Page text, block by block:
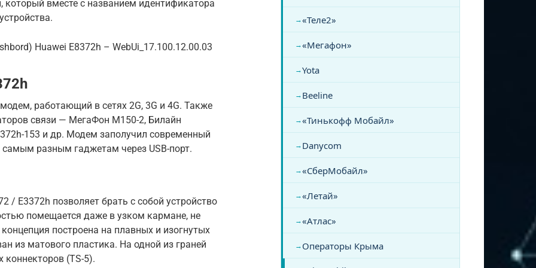
который вместе с названием идентификатора
Huawei E8372h – WebUi_17.100.12.00.03
работающий в сетях 2G, 3G и 4G. Также
связи — МегаФон M150-2, Билайн
153 и др. Модем заполучил современный
разным гаджетам через USB-порт.
/ E3372h позволяет брать с собой устройство
помещается даже в узком кармане, не
построена на плавных и изогнутых
из матового пластика. На одной из граней
коннекторов (TS-5).
«Теле2»
«Мегафон»
Yota
Beeline
«Тинькофф Мобайл»
Danycom
«СберМобайл»
«Летай»
«Атлас»
Операторы Крыма